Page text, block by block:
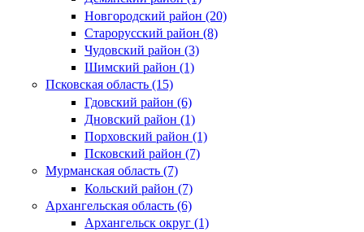
Новгородский район (20)
Старорусский район (8)
Чудовский район (3)
Шимский район (1)
Псковская область (15)
Гдовский район (6)
Дновский район (1)
Порховский район (1)
Псковский район (7)
Мурманская область (7)
Кольский район (7)
Архангельская область (6)
Архангельск округ (1)